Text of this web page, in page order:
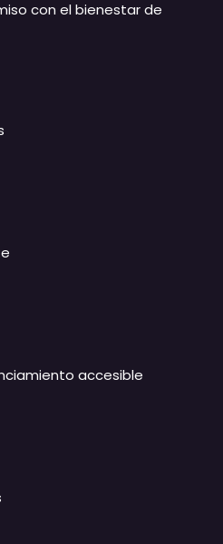
con el bienestar de
accesible